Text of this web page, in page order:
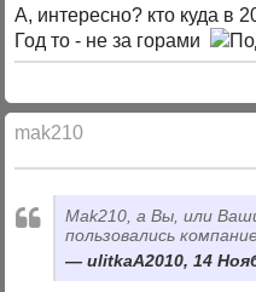
А, интересно? кто куда в
Год то - не за горами
mak210
Mak210, а Вы, или
пользовались
ulitkaA2010, 14